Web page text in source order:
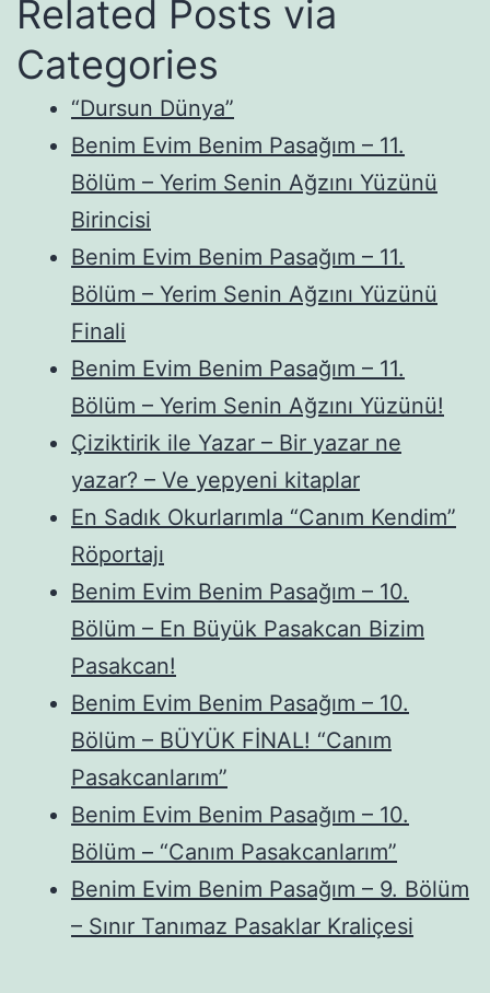
Related Posts via
Categories
“Dursun Dünya”
Benim Evim Benim Pasağım – 11.
Bölüm – Yerim Senin Ağzını Yüzünü
Birincisi
Benim Evim Benim Pasağım – 11.
Bölüm – Yerim Senin Ağzını Yüzünü
Finali
Benim Evim Benim Pasağım – 11.
Bölüm – Yerim Senin Ağzını Yüzünü!
Çiziktirik ile Yazar – Bir yazar ne
yazar? – Ve yepyeni kitaplar
En Sadık Okurlarımla “Canım Kendim”
Röportajı
Benim Evim Benim Pasağım – 10.
Bölüm – En Büyük Pasakcan Bizim
Pasakcan!
Benim Evim Benim Pasağım – 10.
Bölüm – BÜYÜK FİNAL! “Canım
Pasakcanlarım”
Benim Evim Benim Pasağım – 10.
Bölüm – “Canım Pasakcanlarım”
Benim Evim Benim Pasağım – 9. Bölüm
– Sınır Tanımaz Pasaklar Kraliçesi